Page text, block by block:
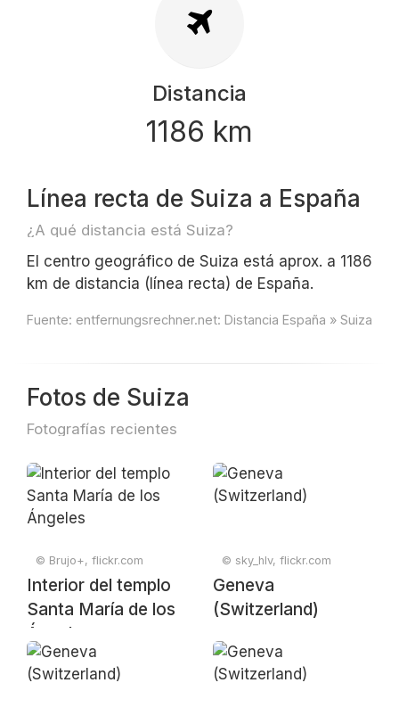
Distancia
1186 km
Línea recta de Suiza a España
¿A qué distancia está Suiza?
El centro geográfico de Suiza está aprox. a 1186
km de distancia (línea recta) de España.
Fuente: entfernungsrechner.net: Distancia España » Suiza
Fotos de Suiza
Fotografías recientes
© Brujo+, flickr.com
Interior del templo
Santa María de los
Ángeles
© sky_hlv, flickr.com
Geneva
(Switzerland)